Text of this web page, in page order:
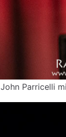
John Parricelli